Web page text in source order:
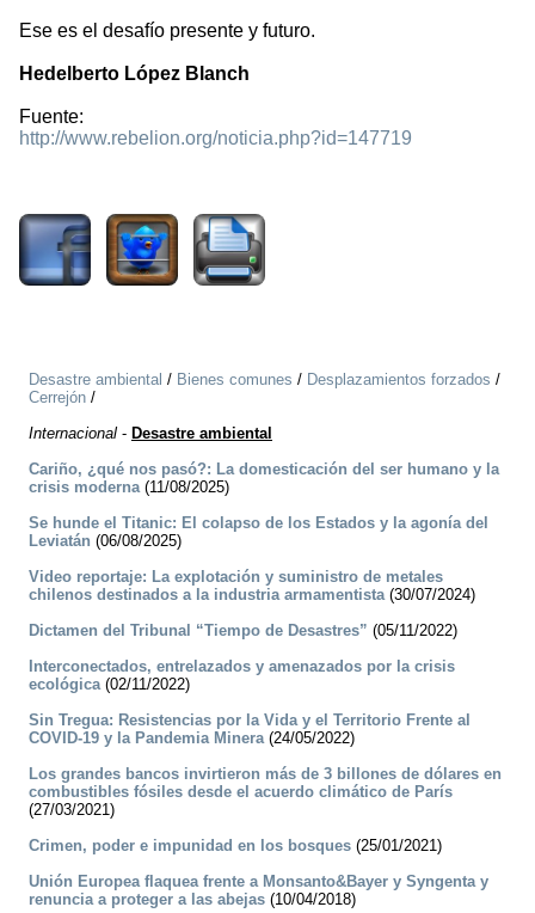
Ese es el desafío presente y futuro.
Hedelberto López Blanch
Fuente:
http://www.rebelion.org/noticia.php?id=147719
Desastre ambiental / Bienes comunes / Desplazamientos forzados /
Cerrejón /
Internacional - Desastre ambiental
Cariño, ¿qué nos pasó?: La domesticación del ser humano y la
crisis moderna(11/08/2025)
Se hunde el Titanic: El colapso de los Estados y la agonía del
Leviatán (06/08/2025)
Video reportaje: La explotación y suministro de metales
chilenos destinados a la industria armamentista(30/07/2024)
Dictamen del Tribunal “Tiempo de Desastres” (05/11/2022)
Interconectados, entrelazados y amenazados por la crisis
ecológica(02/11/2022)
Sin Tregua: Resistencias por la Vida y el Territorio Frente al
COVID-19 y la Pandemia Minera(24/05/2022)
Los grandes bancos invirtieron más de 3 billones de dólares en
combustibles fósiles desde el acuerdo climático de París
(27/03/2021)
Crimen, poder e impunidad en los bosques (25/01/2021)
Unión Europea flaquea frente a Monsanto&Bayer y Syngenta y
renuncia a proteger a las abejas (10/04/2018)